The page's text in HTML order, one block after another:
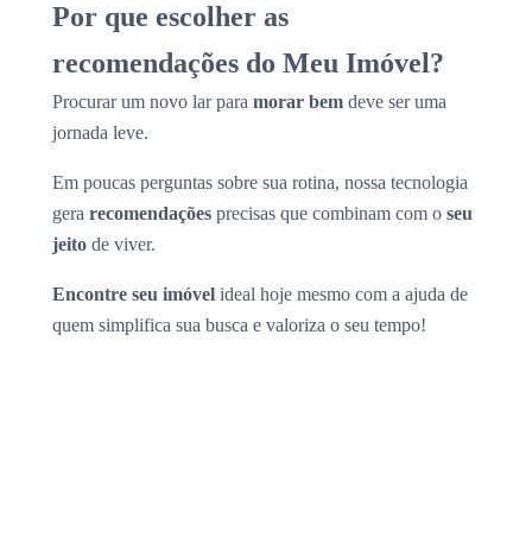
Por que escolher as
recomendações do Meu Imóvel?
Procurar um novo lar para morar bem deve ser uma
jornada leve.
Em poucas perguntas sobre sua rotina, nossa tecnologia
gera recomendações precisas que combinam com o seu
jeito de viver.
Encontre seu imóvel ideal hoje mesmo com a ajuda de
quem simplifica sua busca e valoriza o seu tempo!